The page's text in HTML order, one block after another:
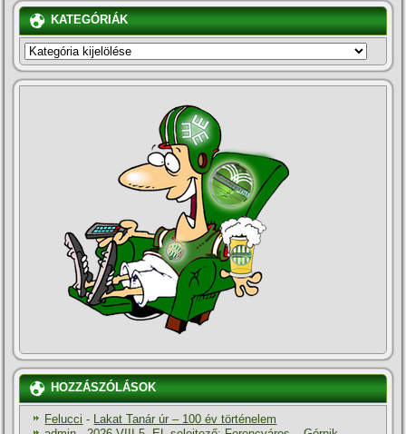
KATEGÓRIÁK
KATEGÓRIÁK
HOZZÁSZÓLÁSOK
Felucci -
Lakat Tanár úr – 100 év történelem